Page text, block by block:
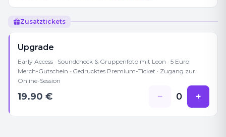
Zusatztickets
Upgrade
Early Access · Soundcheck & Gruppenfoto mit Leon · 5 Euro
Merch-Gutschein · Gedrucktes Premium-Ticket · Zugang zur
Online-Session
19.90 € − 0 +